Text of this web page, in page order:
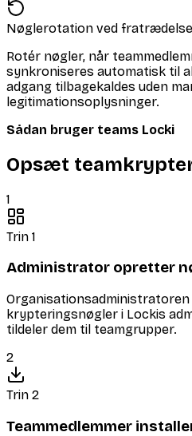
Nøglerotation ved fratrædelse
Rotér nøgler, når
synkroniseres automatisk til
adgang tilbagekaldes uden
legitimationsoplysninger.
Sådan bruger teams Locki
Opsæt
1
Trin 1
Administrator opretter
krypteringsnøgler i Lockis
tildeler dem til teamgrupper.
2
Trin 2
Teammedlemmer